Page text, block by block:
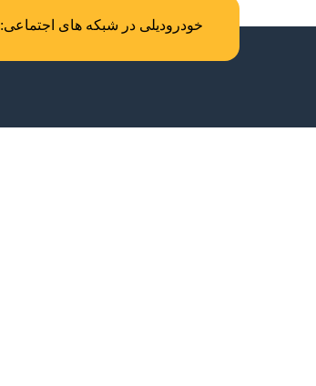
خودرودیلی در شبکه های اجتماعی: